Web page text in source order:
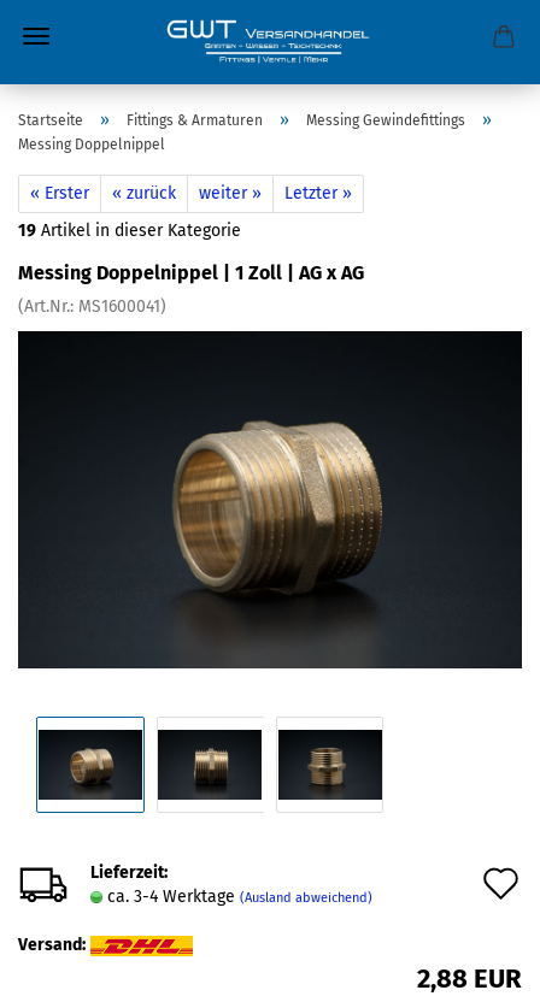
Startseite » Fittings & Armaturen » Messing Gewindefittings »
Messing Doppelnippel
« Erster « zurück weiter »
Letzter »
19 Artikel in dieser Kategorie
Messing Doppelnippel | 1 Zoll | AG x AG
(Art.Nr.: MS1600041)
Lieferzeit:
ca. 3-4 Werktage (Ausland abweichend)
Versand:
2,88 EUR